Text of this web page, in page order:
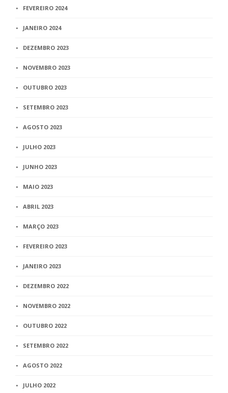
FEVEREIRO 2024
JANEIRO 2024
DEZEMBRO 2023
NOVEMBRO 2023
OUTUBRO 2023
SETEMBRO 2023
AGOSTO 2023
JULHO 2023
JUNHO 2023
MAIO 2023
ABRIL 2023
MARÇO 2023
FEVEREIRO 2023
JANEIRO 2023
DEZEMBRO 2022
NOVEMBRO 2022
OUTUBRO 2022
SETEMBRO 2022
AGOSTO 2022
JULHO 2022